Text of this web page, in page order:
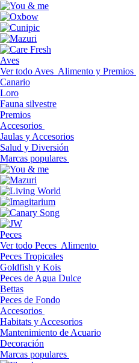
Aves
Ver todo Aves Alimento y Premios
Canario
Loro
Fauna silvestre
Premios
Accesorios
Jaulas y Accesorios
Salud y Diversión
Marcas populares
Peces
Ver todo Peces Alimento
Peces Tropicales
Goldfish y Kois
Peces de Agua Dulce
Bettas
Peces de Fondo
Accesorios
Habitats y Accesorios
Mantenimiento de Acuario
Decoración
Marcas populares